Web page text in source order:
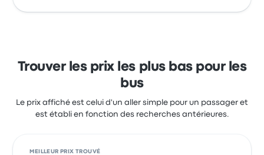
Trouver les prix les plus bas pour les
bus
Le prix affiché est celui d'un aller simple pour un passager et
est établi en fonction des recherches antérieures.
MEILLEUR PRIX TROUVÉ